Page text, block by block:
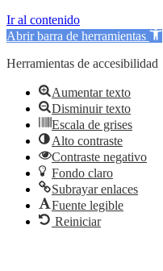
Ir al contenido
Abrir barra de herramientas
Herramientas de accesibilidad
Aumentar texto
Disminuir texto
Escala de grises
Alto contraste
Contraste negativo
Fondo claro
Subrayar enlaces
Fuente legible
Reiniciar